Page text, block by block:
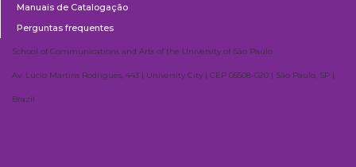
Manuais de Catalogação
Perguntas frequentes
School of Communications and Arts of the University of São Paulo
Av. Lúcio Martins Rodrigues, 443 | University City | CEP 05508-020 | São Paulo, SP |
Brazil